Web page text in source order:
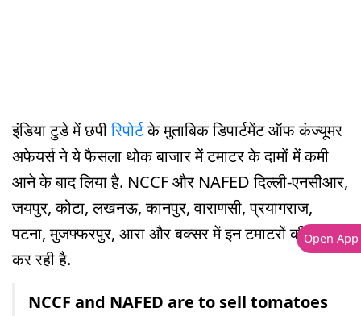
इंडिया टुडे में छपीरिपोर्टके मुताबिक डिपार्टमेंट ऑफ कंज्यूमर
अफेयर्स ने ये फैसला थोक बाजार में टमाटर के दामों में कमी
आने के बाद लिया है. NCCF और NAFED दिल्ली-एनसीआर,
जयपुर, कोटा, लखनऊ, कानपुर, वाराणसी, प्रयागराज,
पटना, मुजफ्फरपुर, आरा और बक्सर में इन टमाटरों की बिक्री
कर रही है.
NCCF and NAFED are to sell tomatoes
Open App